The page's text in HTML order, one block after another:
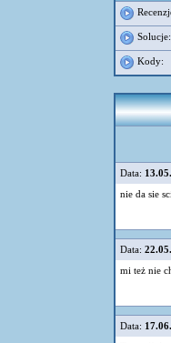
Solucje:
Kody:
Data:
nie da sie
Data:
mi też nie
Data: